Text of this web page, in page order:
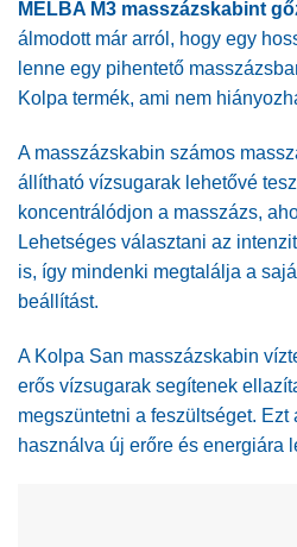
MELBA M3 masszázskabint
álmodott már arról, hogy egy
lenne egy pihentető
Kolpa termék, ami nem
A masszázskabin számos
állítható vízsugarak lehetővé
koncentrálódjon a masszázs,
Lehetséges választani az
is, így mindenki megtalálja a
beállítást.
A Kolpa San masszázskabin
erős vízsugarak segítenek
megszüntetni a feszültséget.
használva új erőre és energiára